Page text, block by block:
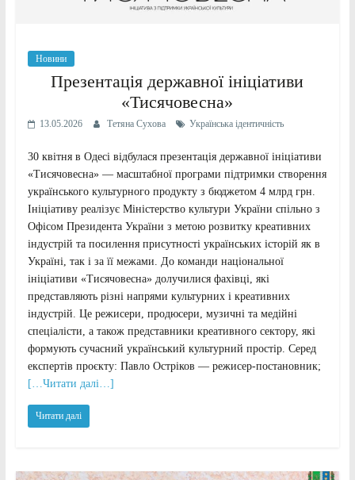
Новини
Презентація державної ініціативи
«Тисячовесна»
13.05.2026 Тетяна Сухова Українська ідентичність
30 квітня в Одесі відбулася презентація державної ініціативи
«Тисячовесна» — масштабної програми підтримки створення
українського культурного продукту з бюджетом 4 млрд грн.
Ініціативу реалізує Міністерство культури України спільно з
Офісом Президента України з метою розвитку креативних
індустрій та посилення присутності українських історій як в
Україні, так і за її межами. До команди національної
ініціативи «Тисячовесна» долучилися фахівці, які
представляють різні напрями культурних і креативних
індустрій. Це режисери, продюсери, музичні та медійні
спеціалісти, а також представники креативного сектору, які
формують сучасний український культурний простір. Серед
експертів проєкту: Павло Остріков — режисер-постановник;
[…Читати далі…]
Читати далі